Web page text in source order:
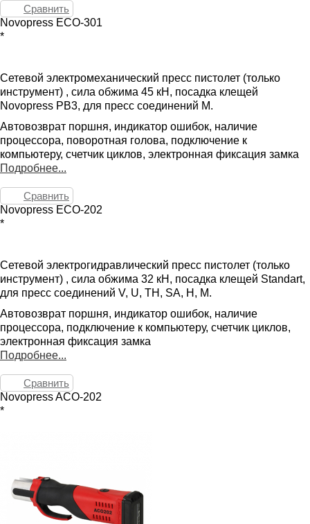
Сравнить
Novopress ECO-301
*
Сетевой электромеханический пресс пистолет (только
инструмент) , сила обжима 45 кН, посадка клещей
Novopress PB3, для пресс соединений M.
Автовозврат поршня, индикатор ошибок, наличие
процессора, поворотная голова, подключение к
компьютеру, счетчик циклов, электронная фиксация замка
Подробнее...
Сравнить
Novopress ECO-202
*
Сетевой электрогидравлический пресс пистолет (только
инструмент) , сила обжима 32 кН, посадка клещей Standart,
для пресс соединений V, U, TH, SA, H, M.
Автовозврат поршня, индикатор ошибок, наличие
процессора, подключение к компьютеру, счетчик циклов,
электронная фиксация замка
Подробнее...
Сравнить
Novopress ACO-202
*